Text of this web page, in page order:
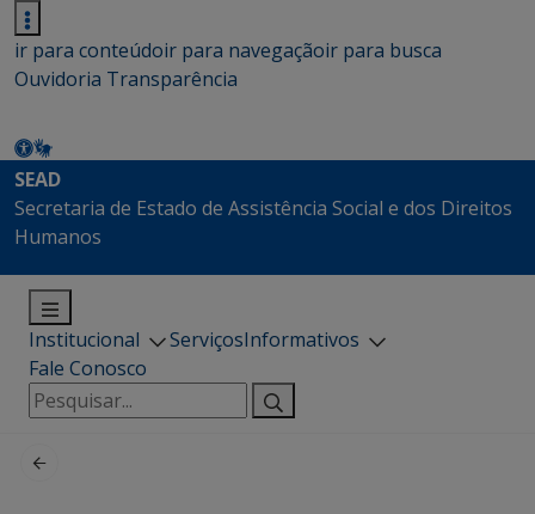
ir para conteúdoir para navegaçãoir para busca
Ouvidoria Transparência
SEAD
Secretaria de Estado de Assistência Social e dos Direitos
Humanos
Institucional ServiçosInformativos
Fale Conosco
Pesquisar
por: